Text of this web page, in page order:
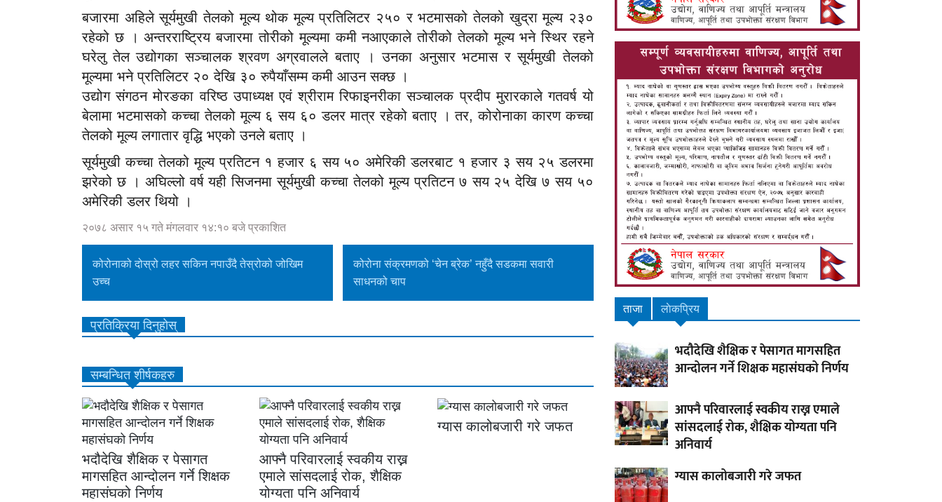
बजारमा अहिले सूर्यमुखी तेलको मूल्य थोक मूल्य प्रतिलिटर २५० र भटमासको तेलको खुद्रा मूल्य २३०
रहेको छ । अन्तरराष्ट्रिय बजारमा तोरीको मूल्यमा कमी नआएकाले तोरीको तेलको मूल्य भने स्थिर रहने
घरेलु तेल उद्योगका सञ्चालक श्रवण अग्रवालले बताए । उनका अनुसार भटमास र सूर्यमुखी तेलको
मूल्यमा भने प्रतिलिटर २० देखि ३० रुपैयाँसम्म कमी आउन सक्छ ।
उद्योग संगठन मोरङका वरिष्ठ उपाध्यक्ष एवं श्रीराम रिफाइनरीका सञ्चालक प्रदीप मुरारकाले गतवर्ष यो
बेलामा भटमासको कच्चा तेलको मूल्य ६ सय ६० डलर मात्र रहेको बताए । तर, कोरोनाका कारण कच्चा
तेलको मूल्य लगातार वृद्धि भएको उनले बताए ।
सूर्यमुखी कच्चा तेलको मूल्य प्रतिटन १ हजार ६ सय ५० अमेरिकी डलरबाट १ हजार ३ सय २५ डलरमा
झरेको छ । अघिल्लो वर्ष यही सिजनमा सूर्यमुखी कच्चा तेलको मूल्य प्रतिटन ७ सय २५ देखि ७ सय ५०
अमेरिकी डलर थियो ।
२०७८ असार १५ गते मंगलवार १४:१० बजे प्रकाशित
कोरोनाको दोस्रो लहर सकिन नपाउँदै तेस्रोको जोखिम
उच्च
कोरोना संक्रमणको ‘चेन ब्रेक’ नहुँदै सडकमा सवारी
साधनको चाप
प्रतिक्रिया दिनुहोस्
सम्बन्धित शीर्षकहरु
भदौदेखि शैक्षिक र पेसागत
मागसहित आन्दोलन गर्ने शिक्षक
महासंघको निर्णय
आफ्नै परिवारलाई स्वकीय राख्न
एमाले सांसदलाई रोक, शैक्षिक
योग्यता पनि अनिवार्य
ग्यास कालोबजारी गरे जफत
ताजा लाेकप्रिय
भदौदेखि शैक्षिक र पेसागत मागसहित
आन्दोलन गर्ने शिक्षक महासंघको निर्णय
आफ्नै परिवारलाई स्वकीय राख्न एमाले
सांसदलाई रोक, शैक्षिक योग्यता पनि
अनिवार्य
ग्यास कालोबजारी गरे जफत